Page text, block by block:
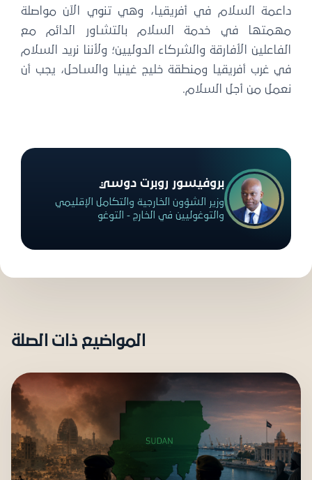
داعمة السلام في أفريقيا، وهي تنوي الآن مواصلة
مهمتها في خدمة السلام بالتشاور الدائم مع
الفاعلين الأفارقة والشركاء الدوليين؛ ولأننا نريد السلام
في غرب أفريقيا ومنطقة خليج غينيا والساحل، يجب أن
نعمل من أجل السلام.
بروفيسور روبرت دوسي
وزير الشؤون الخارجية والتكامل الإقليمي
والتوغوليين في الخارج - التوغو
المواضيع ذات الصلة